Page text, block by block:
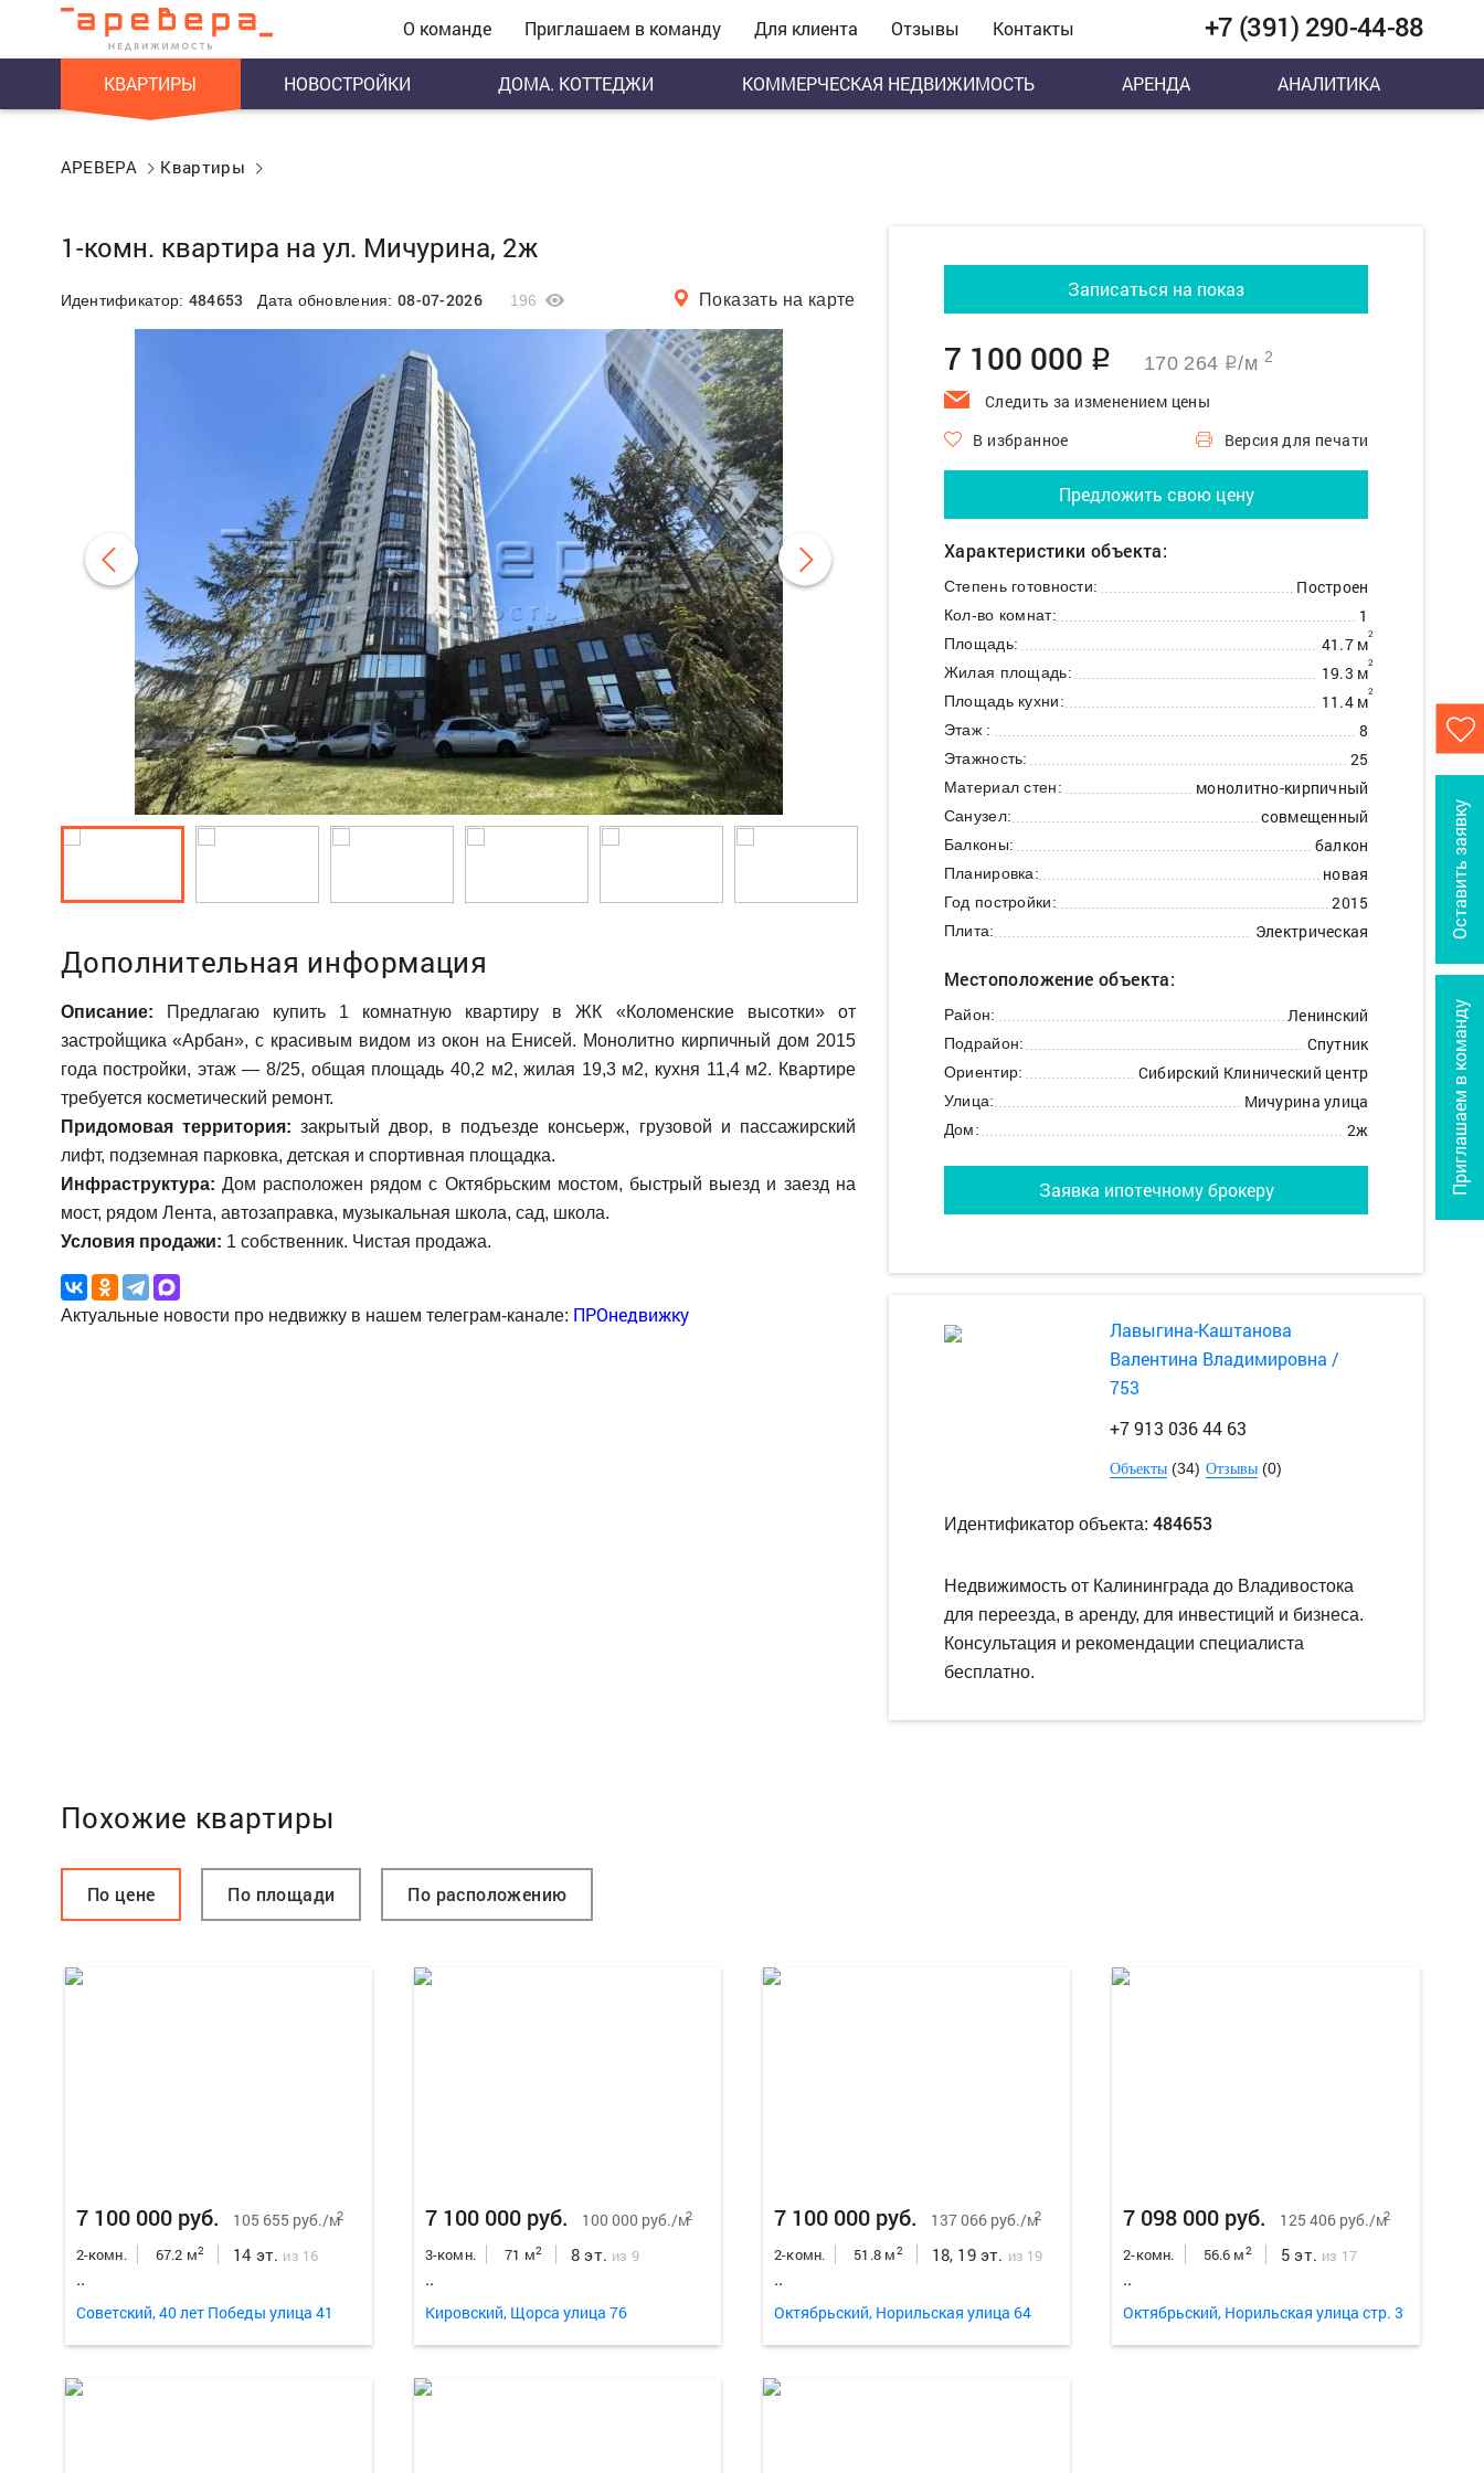
О команде Приглашаем в команду Для клиента Отзывы Контакты +7 (391) 290-44-88
КВАРТИРЫ НОВОСТРОЙКИ ДОМА. КОТТЕДЖИ КОММЕРЧЕСКАЯ НЕДВИЖИМОСТЬ АРЕНДА АНАЛИТИКА
Приглашаем в команду
Оставить заявку
АРЕВЕРА Квартиры
1-комн. квартира на ул. Мичурина, 2ж
Идентификатор: 484653 Дата обновления: 08-07-2026 196 Показать на карте
Дополнительная информация
Описание: Предлагаю купить 1 комнатную квартиру в ЖК «Коломенские высотки» от
застройщика «Арбан», с красивым видом из окон на Енисей. Монолитно кирпичный дом 2015
года постройки, этаж — 8/25, общая площадь 40,2 м2, жилая 19,3 м2, кухня 11,4 м2. Квартире
требуется косметический ремонт.
Придомовая территория: закрытый двор, в подъезде консьерж, грузовой и пассажирский
лифт, подземная парковка, детская и спортивная площадка.
Инфраструктура: Дом расположен рядом с Октябрьским мостом, быстрый выезд и заезд на
мост, рядом Лента, автозаправка, музыкальная школа, сад, школа.
Условия продажи: 1 собственник. Чистая продажа.
Актуальные новости про недвижку в нашем телеграм-канале: ПРОнедвижку
Записаться на показ
7 100 000 q 170 264 q/м 2
Следить за изменением цены
В избранное
Версия для печати
Предложить свою цену
Характеристики объекта:
Степень готовности: Построен
Кол-во комнат: 1
Площадь: 41.7 м2
Жилая площадь: 19.3 м2
Площадь кухни: 11.4 м2
Этаж : 8
Этажность: 25
Материал стен: монолитно-кирпичный
Санузел: совмещенный
Балконы: балкон
Планировка: новая
Год постройки: 2015
Плита: Электрическая
Местоположение объекта:
Район: Ленинский
Подрайон: Спутник
Ориентир: Сибирский Клинический центр
Улица: Мичурина улица
Дом: 2ж
Заявка ипотечному брокеру
Лавыгина-Каштанова
Валентина Владимировна /
753
+7 913 036 44 63
Объекты(34) Отзывы(0)
Идентификатор объекта: 484653
Недвижимость от Калининграда до Владивостока
для переезда, в аренду, для инвестиций и бизнеса.
Консультация и рекомендации специалиста
бесплатно.
Похожие квартиры
По цене По площади По расположению
7 100 000 руб. 105 655 руб./м2
2-комн. 67.2 м2 14 эт. из 16
..
Советский, 40 лет Победы улица 41
7 100 000 руб. 100 000 руб./м2
3-комн. 71 м2 8 эт. из 9
..
Кировский, Щорса улица 76
7 100 000 руб. 137 066 руб./м2
2-комн. 51.8 м2 18, 19 эт. из 19
..
Октябрьский, Норильская улица 64
7 098 000 руб. 125 406 руб./м2
2-комн. 56.6 м2 5 эт. из 17
..
Октябрьский, Норильская улица стр. 3